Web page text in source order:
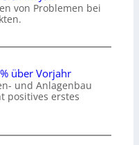
von Problemen bei
über Vorjahr
und Anlagenbau
positives erstes